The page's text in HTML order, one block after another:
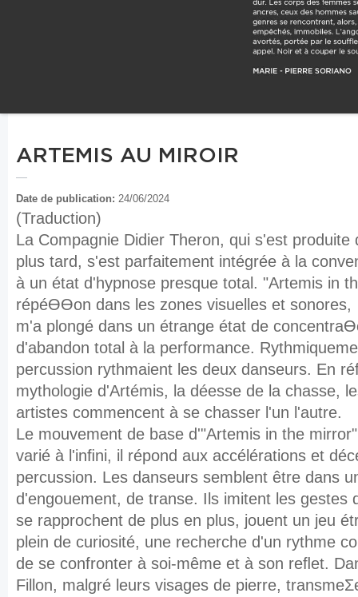
ARTEMIS AU MIROIR
Date de publication: 24/06/2024
(Traduction)
La Compagnie Didier Theron, qui s'est produite
plus tard, s'est parfaitement intégrée à la
à un état d'hypnose presque total. "Artemis in
répéƟƟon dans les zones visuelles et sonores,
m'a plongé dans un étrange état de
d'abandon total à la performance.
percussion rythmaient les deux danseurs. En
mythologie d'Artémis, la déesse de la chasse,
artistes commencent à se chasser l'un l'autre.
Le mouvement de base d'"Artemis in the
varié à l'inﬁni, il répond aux accélérations et
percussion. Les danseurs semblent être dans
d'engouement, de transe. Ils imitent les gestes
se rapprochent de plus en plus, jouent un jeu
plein de curiosité, une recherche d'un rythme
de se confronter à soi-même et à son reﬂet.
Fillon, malgré leurs visages de pierre,